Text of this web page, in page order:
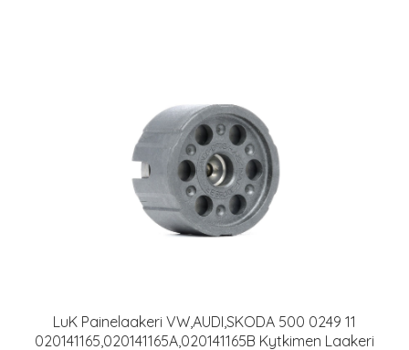
LuK Painelaakeri VW,AUDI,SKODA 500 0249 11
020141165,020141165A,020141165B Kytkimen Laakeri